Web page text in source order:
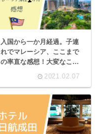
入国から一か月経過。子連
れでマレーシア、ここまで
の率直な感想！大変なこ
アに住めば英語を話せるよ
2021.02.07